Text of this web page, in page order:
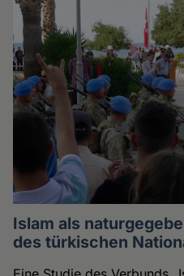
Islam als
des türkischen